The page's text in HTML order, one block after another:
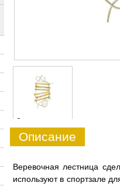
0
Описание
Веревочная лестница
используют в спортзале